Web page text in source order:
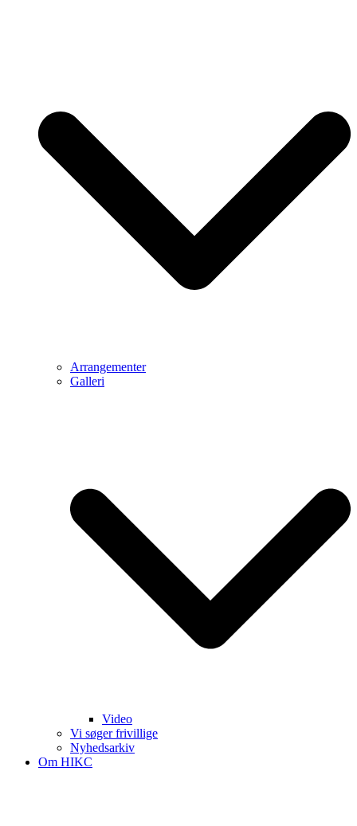
Arrangementer
Galleri
Video
Vi søger frivillige
Nyhedsarkiv
Om HIKC